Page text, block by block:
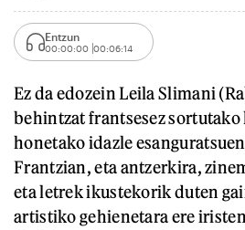
Entzun
00:00:00 00:06:14
Ez da edozein Leila Slimani
behintzat frantsesez
honetako idazle
Frantzian, eta antzerkira,
eta letrek ikustekorik duten
artistiko gehienetara ere